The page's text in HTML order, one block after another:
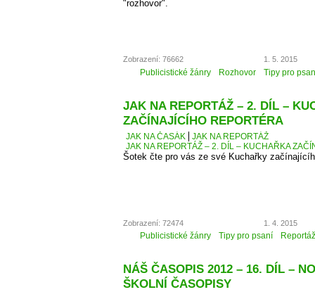
"rozhovor".
Zobrazení: 76662 1. 5. 2015
Publicistické žánry Rozhovor Tipy pro
JAK NA REPORTÁŽ – 2. DÍL –
ZAČÍNAJÍCÍHO REPORTÉRA
JAK NA ČASÁK
JAK NA REPORTÁŽ
JAK NA REPORTÁŽ – 2. DÍL – KUCHAŘKA
Šotek čte pro vás ze své Kuchařky
Zobrazení: 72474 1. 4. 2015
Publicistické žánry Tipy pro psaní Reportáž
NÁŠ ČASOPIS 2012 – 16. DÍL –
ŠKOLNÍ ČASOPISY